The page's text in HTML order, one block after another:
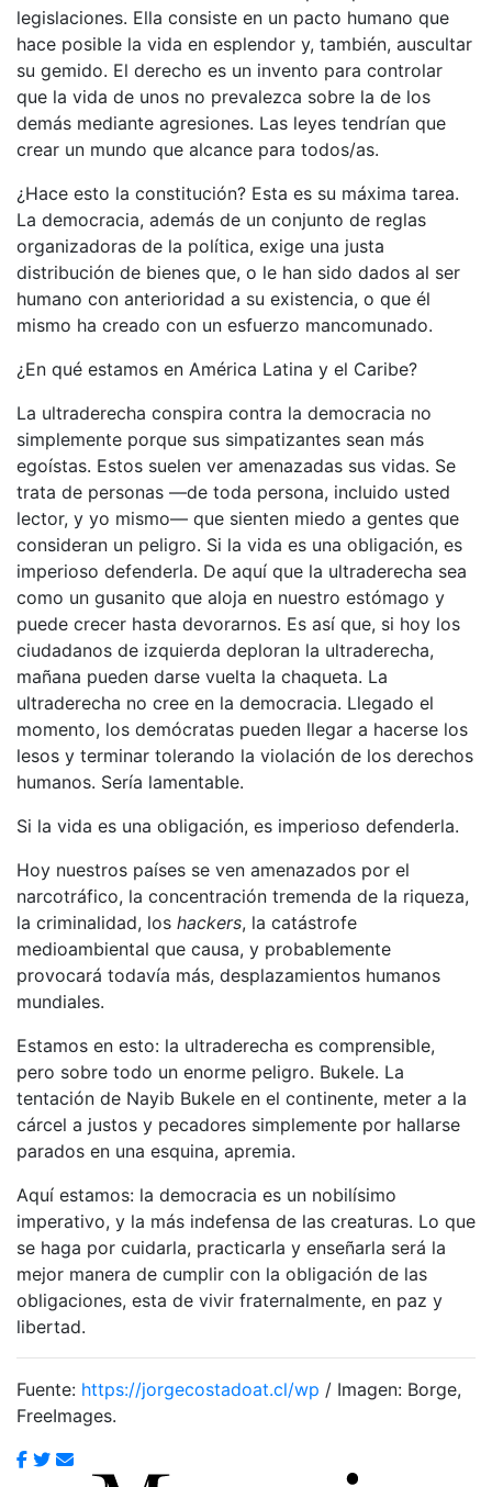
legislaciones. Ella consiste en un pacto humano que
hace posible la vida en esplendor y, también, auscultar
su gemido. El derecho es un invento para controlar
que la vida de unos no prevalezca sobre la de los
demás mediante agresiones. Las leyes tendrían que
crear un mundo que alcance para todos/as.
¿Hace esto la constitución? Esta es su máxima tarea.
La democracia, además de un conjunto de reglas
organizadoras de la política, exige una justa
distribución de bienes que, o le han sido dados al ser
humano con anterioridad a su existencia, o que él
mismo ha creado con un esfuerzo mancomunado.
¿En qué estamos en América Latina y el Caribe?
La ultraderecha conspira contra la democracia no
simplemente porque sus simpatizantes sean más
egoístas. Estos suelen ver amenazadas sus vidas. Se
trata de personas —de toda persona, incluido usted
lector, y yo mismo— que sienten miedo a gentes que
consideran un peligro. Si la vida es una obligación, es
imperioso defenderla. De aquí que la ultraderecha sea
como un gusanito que aloja en nuestro estómago y
puede crecer hasta devorarnos. Es así que, si hoy los
ciudadanos de izquierda deploran la ultraderecha,
mañana pueden darse vuelta la chaqueta. La
ultraderecha no cree en la democracia. Llegado el
momento, los demócratas pueden llegar a hacerse los
lesos y terminar tolerando la violación de los derechos
humanos. Sería lamentable.
Si la vida es una obligación, es imperioso defenderla.
Hoy nuestros países se ven amenazados por el
narcotráfico, la concentración tremenda de la riqueza,
la criminalidad, los hackers, la catástrofe
medioambiental que causa, y probablemente
provocará todavía más, desplazamientos humanos
mundiales.
Estamos en esto: la ultraderecha es comprensible,
pero sobre todo un enorme peligro. Bukele. La
tentación de Nayib Bukele en el continente, meter a la
cárcel a justos y pecadores simplemente por hallarse
parados en una esquina, apremia.
Aquí estamos: la democracia es un nobilísimo
imperativo, y la más indefensa de las creaturas. Lo que
se haga por cuidarla, practicarla y enseñarla será la
mejor manera de cumplir con la obligación de las
obligaciones, esta de vivir fraternalmente, en paz y
libertad.
Fuente: https://jorgecostadoat.cl/wp / Imagen: Borge,
FreeImages.